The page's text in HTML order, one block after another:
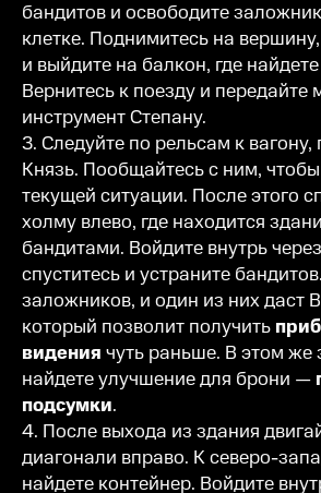
бандитов и освободите
клетке. Поднимитесь на
и выйдите на балкон, где найдете
Вернитесь к поезду и
инструмент Степану.
3. Следуйте по рельсам к вагону,
Князь. Пообщайтесь с ним,
текущей ситуации. После этого
холму влево, где находится
бандитами. Войдите внутрь
спуститесь и устраните
заложников, и один из них даст
который позволит получить
видения чуть раньше. В этом же
найдете улучшение для брони —
подсумки.
4. После выхода из здания
диагонали вправо. К северо-
найдете контейнер. Войдите